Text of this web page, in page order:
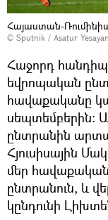
Հայաստան-
© Sputnik / Asatur
Հաջորդ
եվրոպական
հավաքականը
սեպտեմբերին։
ընտրանին
Հյուսիսային
մեր
ընտրանուն, և
կընդունի